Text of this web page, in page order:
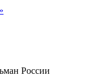
России